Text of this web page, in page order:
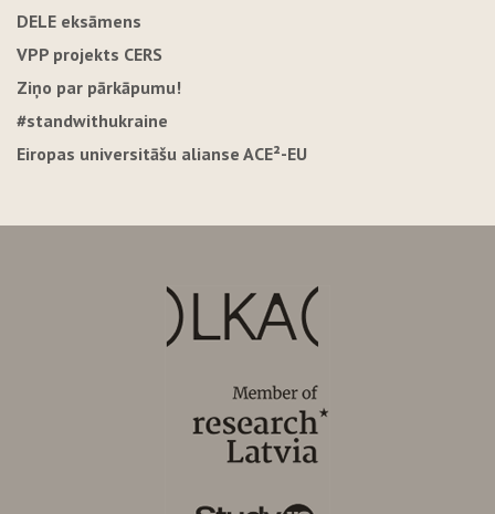
DELE eksāmens
VPP projekts CERS
Ziņo par pārkāpumu!
#standwithukraine
Eiropas universitāšu alianse ACE²-EU